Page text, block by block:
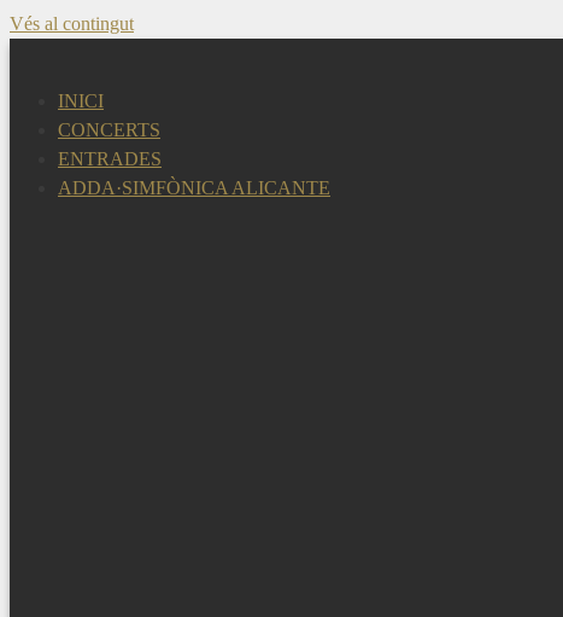
Vés al contingut
INICI
CONCERTS
ENTRADES
ADDA·SIMFÒNICA ALICANTE